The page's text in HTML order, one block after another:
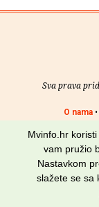
Sva prava
O nama•
Mvinfo.hr koristi
vam pružio
Nastavkom
slažete se sa